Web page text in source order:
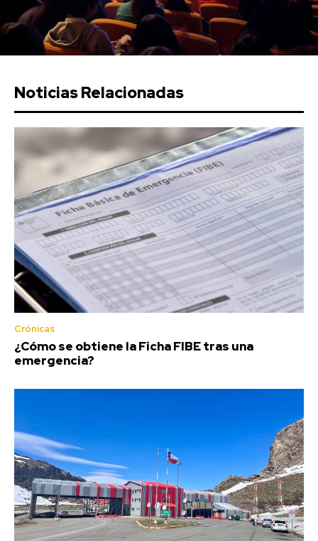
Noticias Relacionadas
Crónicas
¿Cómo se obtiene la Ficha FIBE tras una
emergencia?